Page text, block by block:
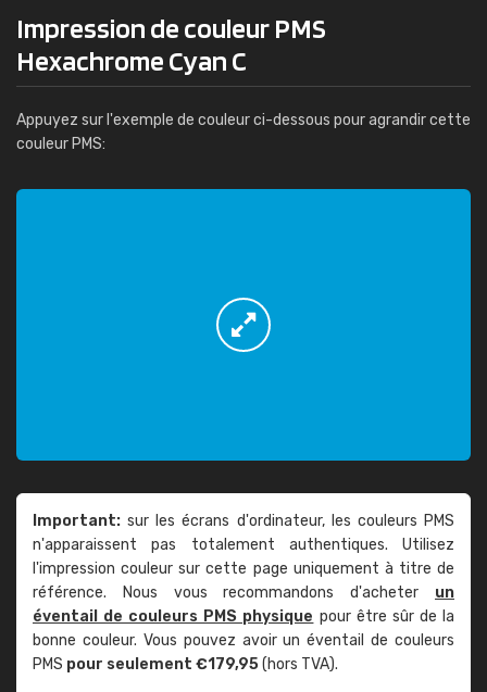
Impression de couleur PMS
Hexachrome Cyan C
Appuyez sur l'exemple de couleur ci-dessous pour agrandir cette
couleur PMS:
Important: sur les écrans d'ordinateur, les couleurs PMS
n'apparaissent pas totalement authentiques. Utilisez
l'impression couleur sur cette page uniquement à titre de
référence. Nous vous recommandons d'acheter un
éventail de couleurs PMS physique pour être sûr de la
bonne couleur. Vous pouvez avoir un éventail de couleurs
PMS pour seulement €179,95(hors TVA).